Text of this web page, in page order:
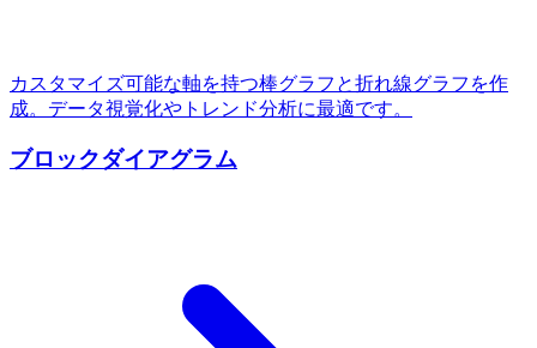
カスタマイズ可能な軸を持つ棒グラフと折れ線グラフを作
成。データ視覚化やトレンド分析に最適です。
ブロックダイアグラム